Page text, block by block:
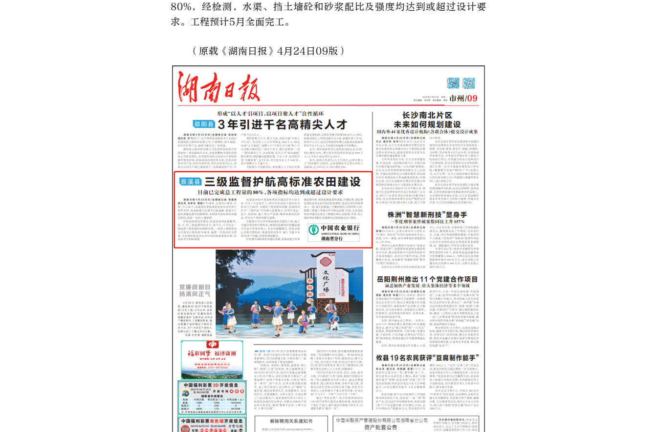
80%，经检测，水渠、挡土墙砼和砂浆配比及强度均达到或超过设计要
求。工程预计5月全面完工。
（原载《湖南日报》4月24日09版）